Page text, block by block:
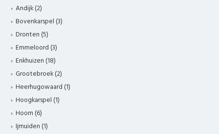
Andijk (2)
Bovenkarspel (3)
Dronten (5)
Emmeloord (3)
Enkhuizen (18)
Grootebroek (2)
Heerhugowaard (1)
Hoogkarspel (1)
Hoorn (6)
Ijmuiden (1)